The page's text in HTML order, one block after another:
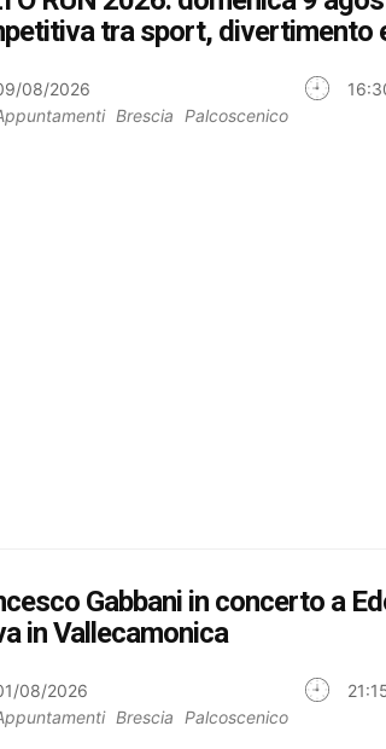
tra sport, divertimento
08/2026
Brescia Palcoscenico
Gabbani in concerto a
in Vallecamonica
08/2026
Brescia Palcoscenico